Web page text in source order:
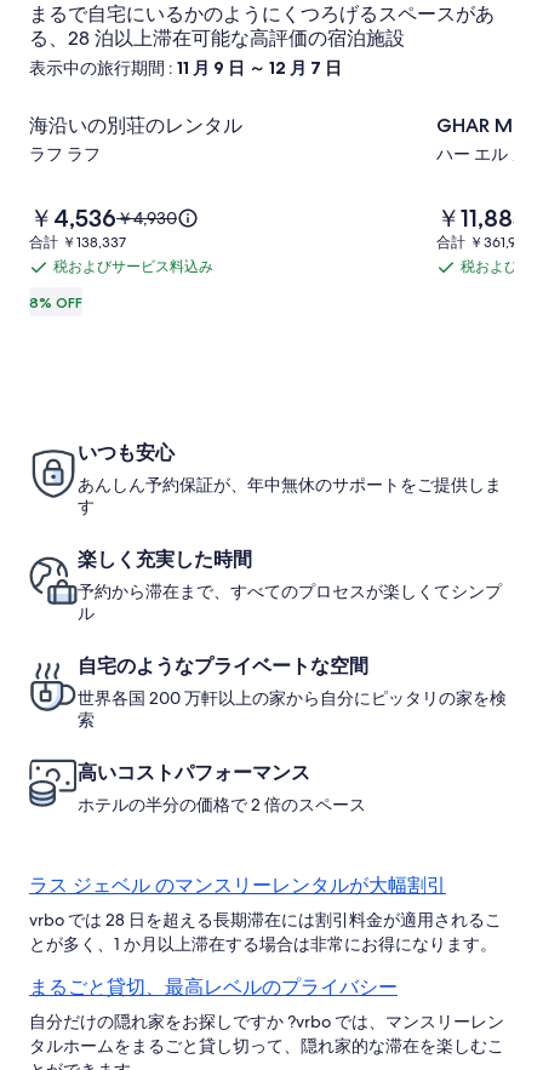
まるで自宅にいるかのようにくつろげるスペースがあ
る、28 泊以上滞在可能な高評価の宿泊施設
表示中の旅行期間 : 11 月 9 日 ～ 12 月 7 日
沿
い
の
別
荘
の
の
写
ギ
ャ
ラ
ー
海沿いの別荘のレンタル
ラフ ラフ
8% OFF
料
金
は
￥4,536
で
￥4,536以
前
の
に
つ
い
詳
細
示。
￥4,930
合
計
合計 ￥138,337
税
お
ス
料
税およびサービス料込み
MELH
Bizert
写
真
GHAR
ハー エル メ
料
金
は
￥11,885
￥11,885
合
計
合計 ￥361,934
税
料
税およびサ
いつも安心
あんしん予約保証が、年中無休のサポートをご提供しま
す
楽しく充実した時間
予約から滞在まで、すべてのプロセスが楽しくてシンプ
ル
自宅のようなプライベートな空間
世界各国 200 万軒以上の家から自分にピッタリの家を検
索
高いコストパフォーマンス
ホテルの半分の価格で 2 倍のスペース
ラス ジェベル のマンスリーレンタルが大幅割引
vrbo では 28 日を超える長期滞在には割引料金が適用されるこ
とが多く、1 か月以上滞在する場合は非常にお得になります。
まるごと貸切、最高レベルのプライバシー
自分だけの隠れ家をお探しですか ?vrbo では、マンスリーレン
タルホームをまるごと貸し切って、隠れ家的な滞在を楽しむこ